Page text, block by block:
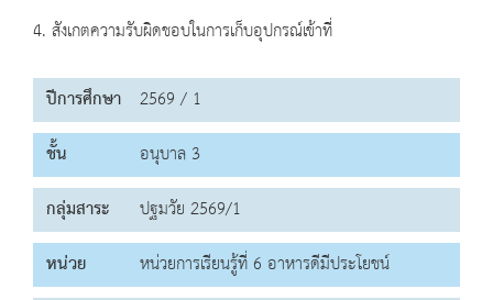
4. สังเกตความรับผิดชอบในการเก็บอุปกรณ์เข้าที่
ปีการศึกษา 2569 / 1
ชั้น
อนุบาล 3
กลุ่มสาระ
ปฐมวัย 2569/1
หน่วย
หน่วยการเรียนรู้ที่ 6 อาหารดีมีประโยชน์